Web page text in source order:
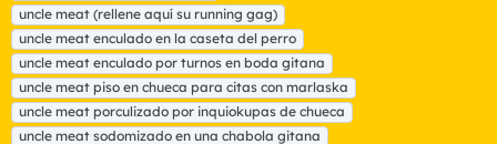
uncle meat (rellene aquí su running gag)
uncle meat enculado en la caseta del perro
uncle meat enculado por turnos en boda gitana
uncle meat piso en chueca para citas con marlaska
uncle meat porculizado por inquiokupas de chueca
uncle meat sodomizado en una chabola gitana